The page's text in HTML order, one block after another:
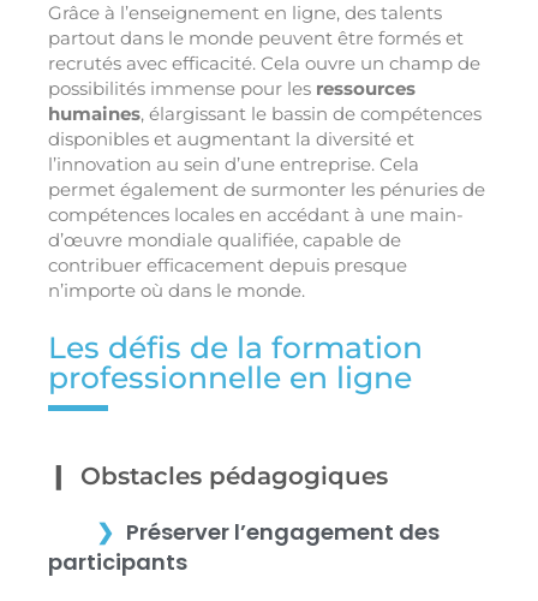
Grâce à l’enseignement en ligne, des talents
partout dans le monde peuvent être formés et
recrutés avec efficacité. Cela ouvre un champ de
possibilités immense pour les ressources
humaines, élargissant le bassin de compétences
disponibles et augmentant la diversité et
l’innovation au sein d’une entreprise. Cela
permet également de surmonter les pénuries de
compétences locales en accédant à une main-
d’œuvre mondiale qualifiée, capable de
contribuer efficacement depuis presque
n’importe où dans le monde.
Les défis de la formation
professionnelle en ligne
Obstacles pédagogiques
Préserver l’engagement des
participants